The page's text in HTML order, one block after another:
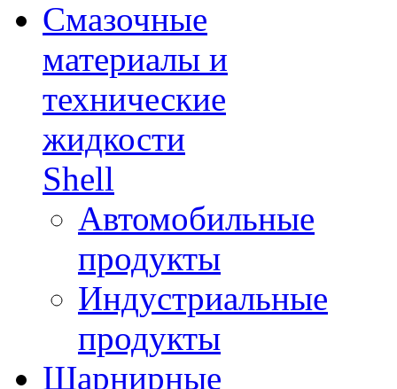
Смазочные
материалы и
технические
жидкости
Shell
Автомобильные
продукты
Индустриальные
продукты
Шарнирные